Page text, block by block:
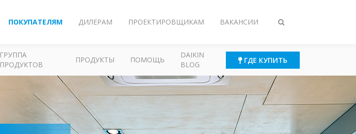
Переключить
ПОКУПАТЕЛЯМ ДИЛЕРАМ ПРОЕКТИРОВЩИКАМ ВАКАНСИИ
ГРУППА
ПРОДУКТОВ
ПРОДУКТЫ ПОМОЩЬ
DAIKIN
BLOG
ГДЕ КУПИТЬ